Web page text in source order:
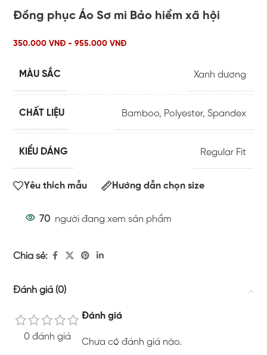
Đồng phục Áo Sơ mi Bảo hiểm xã hội
350.000 VNĐ - 955.000 VNĐ
MÀU SẮC Xanh dương
CHẤT LIỆU Bamboo, Polyester,Spandex
KIỂU DÁNG Regular Fit
Yêu thích mẫu Hướng dẫn chọn size
70 người đang xem sản phẩm
Chia sẻ:
Đánh giá (0)
0 đánh giá
Đánh giá
Chưa có đánh giá nào.